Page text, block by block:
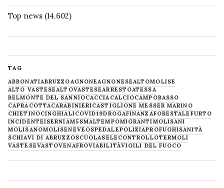
Top news (14.602)
TAG
ABBONATIABRUZZOAGNONEAGNONESEALTOMOLISE
ALTO VASTESEALTOVASTESEARRESTOATESSA
BELMONTE DEL SANNIOCACCIACALCIOCAMPOBASSO
CAPRACOTTACARABINIERICASTIGLIONE MESSER MARINO
CHIETINOCINGHIALICOVID19DROGAFINANZAFORESTALE FURTO
INCIDENTEISERNIAM5SMALTEMPOMIGRANTIMOLISANI
MOLISANOMOLISENEVE OSPEDALEPOLIZIAPROFUGHISANITÀ
SCHIAVI DI ABRUZZOSCUOLASELECONTROLLOTERMOLI
VASTESEVASTOVENAFROVIABILITÀVIGILI DEL FUOCO